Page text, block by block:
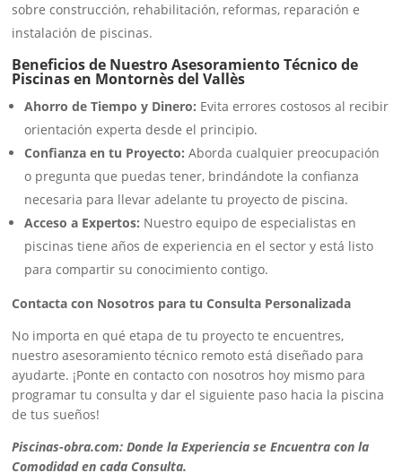
sobre construcción, rehabilitación, reformas, reparación e
instalación de piscinas.
Beneficios de Nuestro Asesoramiento Técnico de
Piscinas en Montornès del Vallès
Ahorro de Tiempo y Dinero: Evita errores costosos al recibir
orientación experta desde el principio.
Confianza en tu Proyecto: Aborda cualquier preocupación
o pregunta que puedas tener, brindándote la confianza
necesaria para llevar adelante tu proyecto de piscina.
Acceso a Expertos: Nuestro equipo de especialistas en
piscinas tiene años de experiencia en el sector y está listo
para compartir su conocimiento contigo.
Contacta con Nosotros para tu Consulta Personalizada
No importa en qué etapa de tu proyecto te encuentres,
nuestro asesoramiento técnico remoto está diseñado para
ayudarte. ¡Ponte en contacto con nosotros hoy mismo para
programar tu consulta y dar el siguiente paso hacia la piscina
de tus sueños!
Piscinas-obra.com: Donde la Experiencia se Encuentra con la
Comodidad en cada Consulta.